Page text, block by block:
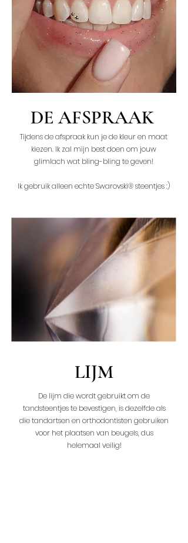
DE AFSPRAAK
Tijdens de afspraak kun je de kleur en maat
kiezen. Ik zal mijn best doen om jouw
glimlach wat bling-bling te geven!
Ik gebruik alleen echte Swarovski® steentjes :)
LIJM
De lijm die wordt gebruikt om de
tandsteentjes te bevestigen, is dezelfde als
die tandartsen en orthodontisten gebruiken
voor het plaatsen van beugels, dus
helemaal veilig!